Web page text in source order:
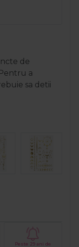
de
Pentru a
sa detii
Peste 29 ani de